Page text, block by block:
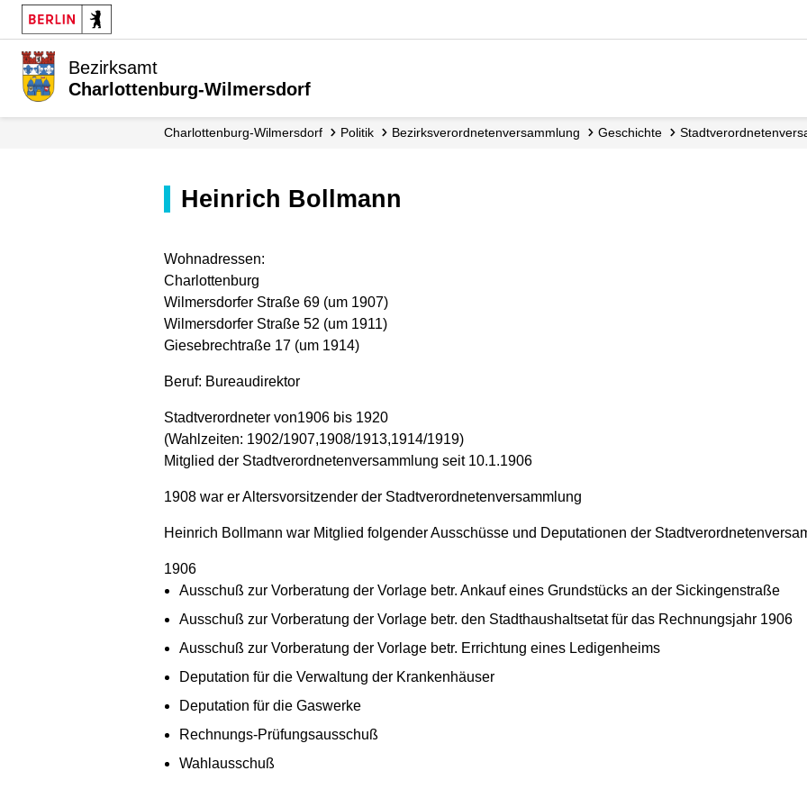
Bezirksamt
Charlottenburg-Wilmersdorf
Charlottenburg-Wilmersdorf Politik Bezirks­verordneten­versammlung Geschichte
Heinrich Bollmann
Wohnadressen:
Charlottenburg
Wilmersdorfer Straße 69 (um 1907)
Wilmersdorfer Straße 52 (um 1911)
Giesebrechtraße 17 (um 1914)
Beruf: Bureaudirektor
Stadtverordneter von1906 bis 1920
(Wahlzeiten: 1902/1907,1908/1913,1914/1919)
Mitglied der Stadtverordnetenversammlung seit 10.1.1906
1908 war er Altersvorsitzender der Stadtverordnetenversammlung
Heinrich Bollmann war Mitglied folgender Ausschüsse und Deputationen der
1906
Ausschuß zur Vorberatung der Vorlage betr. Ankauf eines Grundstücks an der Sickingenstraße
Ausschuß zur Vorberatung der Vorlage betr. den Stadthaushaltsetat für das Rechnungsjahr 1906
Ausschuß zur Vorberatung der Vorlage betr. Errichtung eines Ledigenheims
Deputation für die Verwaltung der Krankenhäuser
Deputation für die Gaswerke
Rechnungs-Prüfungsausschuß
Wahlausschuß